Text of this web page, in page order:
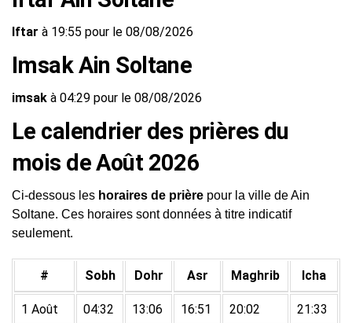
Iftar à 19:55 pour le 08/08/2026
Imsak Ain Soltane
imsak à 04:29 pour le 08/08/2026
Le calendrier des prières du
mois de Août 2026
Ci-dessous les horaires de prière pour la ville de Ain
Soltane. Ces horaires sont données à titre indicatif
seulement.
# Sobh Dohr Asr Maghrib Icha
1 Août 04:32 13:06 16:51 20:02 21:33